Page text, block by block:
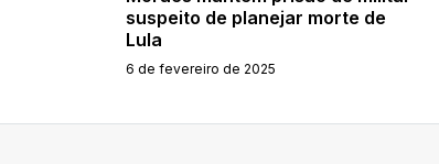
suspeito de planejar morte de
Lula
6 de fevereiro de 2025